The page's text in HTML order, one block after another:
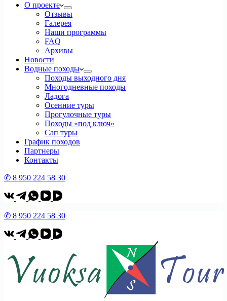
О проекте
Отзывы
Галерея
Наши программы
FAQ
Архивы
Новости
Водные походы
Походы выходного дня
Многодневные походы
Ладога
Осенние туры
Прогулочные туры
Походы «под ключ»
Сап туры
График походов
Партнеры
Контакты
✆ 8 950 224 58 30
✆ 8 950 224 58 30